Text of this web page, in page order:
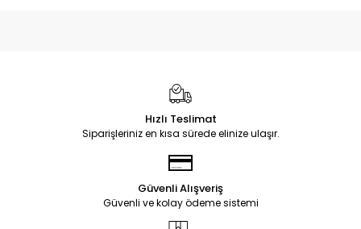
Hızlı Teslimat
Siparişleriniz en kısa sürede elinize ulaşır.
Güvenli Alışveriş
Güvenli ve kolay ödeme sistemi